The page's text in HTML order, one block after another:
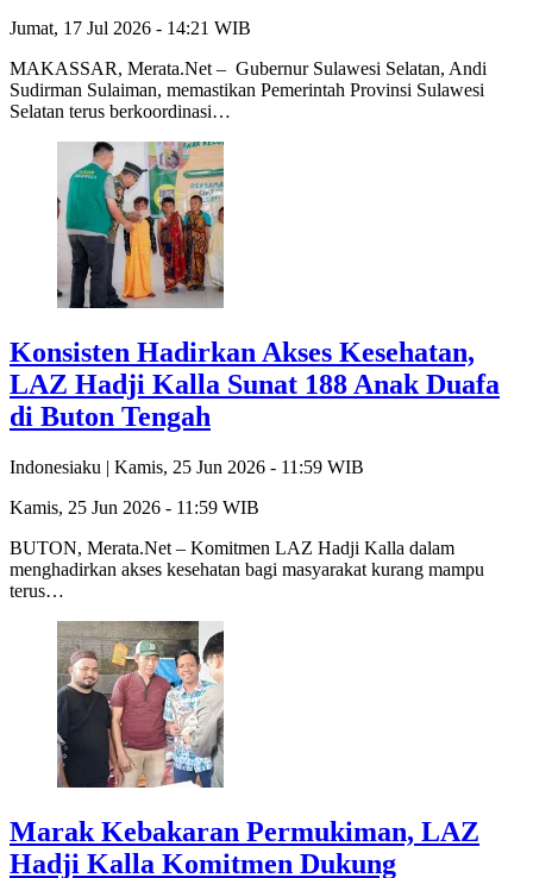
Jumat, 17 Jul 2026 - 14:21 WIB
MAKASSAR, Merata.Net – Gubernur Sulawesi Selatan, Andi
Sudirman Sulaiman, memastikan Pemerintah Provinsi Sulawesi
Selatan terus berkoordinasi…
Konsisten Hadirkan Akses Kesehatan,
LAZ Hadji Kalla Sunat 188 Anak Duafa
di Buton Tengah
Indonesiaku | Kamis, 25 Jun 2026 - 11:59 WIB
Kamis, 25 Jun 2026 - 11:59 WIB
BUTON, Merata.Net – Komitmen LAZ Hadji Kalla dalam
menghadirkan akses kesehatan bagi masyarakat kurang mampu
terus…
Marak Kebakaran Permukiman, LAZ
Hadji Kalla Komitmen Dukung